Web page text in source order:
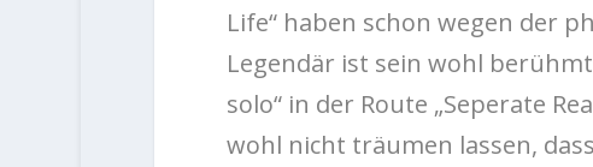
Life“ haben schon wegen der
Legendär ist sein wohl
solo“ in der Route „Seperate
wohl nicht träumen lassen,